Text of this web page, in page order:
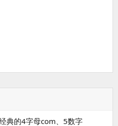
典的4字母com、5数字